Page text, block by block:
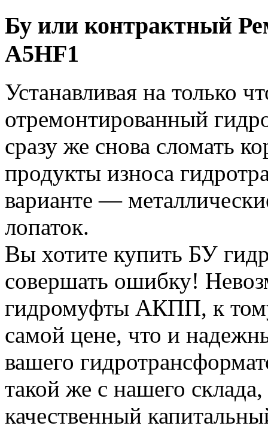
Бу или контрактный
A5HF1
Устанавливая на только
отремонтированный
сразу же снова сломать
продукты износа
варианте —
лопаток.
Вы хотите купить БУ
совершать ошибку!
гидромуфты АКПП, к
самой цене, что и
вашего
такой же с нашего
качественный